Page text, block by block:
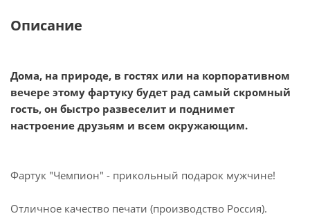
Описание
Дома, на природе, в гостях или на корпоративном
вечере этому фартуку будет рад самый скромный
гость, он быстро развеселит и поднимет
настроение друзьям и всем окружающим.
Фартук "Чемпион" - прикольный подарок мужчине!
Отличное качество печати (производство Россия).